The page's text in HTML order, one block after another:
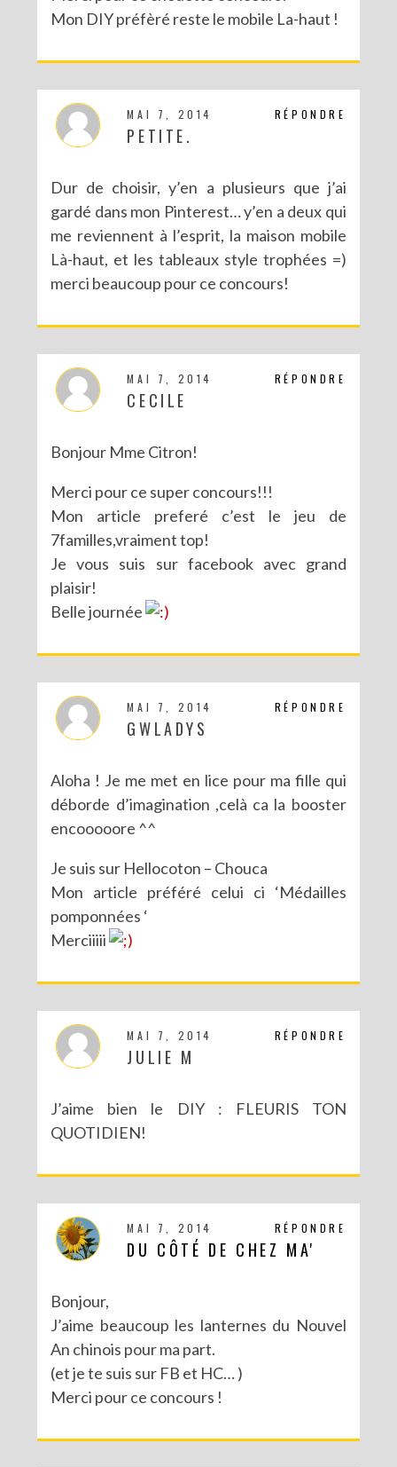
Mon DIY préfèré reste le mobile La-haut !
RÉPONDRE
MAI 7, 2014
PETITE.
Dur de choisir, y’en a plusieurs que j’ai
gardé dans mon Pinterest… y’en a deux qui
me reviennent à l’esprit, la maison mobile
Là-haut, et les tableaux style trophées =)
merci beaucoup pour ce concours!
RÉPONDRE
MAI 7, 2014
CECILE
Bonjour Mme Citron!
Merci pour ce super concours!!!
Mon article preferé c’est le jeu de
7familles,vraiment top!
Je vous suis sur facebook avec grand
plaisir!
Belle journée
RÉPONDRE
MAI 7, 2014
GWLADYS
Aloha ! Je me met en lice pour ma fille qui
déborde d’imagination ,celà ca la booster
encooooore ^^
Je suis sur Hellocoton – Chouca
Mon article préféré celui ci ‘Médailles
pomponnées ‘
Merciiiii
RÉPONDRE
MAI 7, 2014
JULIE M
J’aime bien le DIY : FLEURIS TON
QUOTIDIEN!
RÉPONDRE
MAI 7, 2014
DU CÔTÉ DE CHEZ MA'
Bonjour,
J’aime beaucoup les lanternes du Nouvel
An chinois pour ma part.
(et je te suis sur FB et HC… )
Merci pour ce concours !